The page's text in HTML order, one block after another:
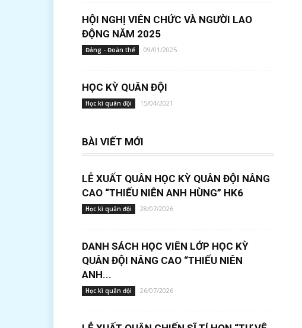
HỘI NGHỊ VIÊN CHỨC VÀ NGƯỜI LAO
ĐỘNG NĂM 2025
Đảng - Đoàn thể 09/01/2025
HỌC KỲ QUÂN ĐỘI
Học kì quân đội 15/04/2021
BÀI VIẾT MỚI
LỄ XUẤT QUÂN HỌC KỲ QUÂN ĐỘI NÂNG
CAO “THIẾU NIÊN ANH HÙNG” HK6
Học kì quân đội 28/07/2026
DANH SÁCH HỌC VIÊN LỚP HỌC KỲ
QUÂN ĐỘI NÂNG CAO “THIẾU NIÊN
ANH...
Học kì quân đội 26/07/2026